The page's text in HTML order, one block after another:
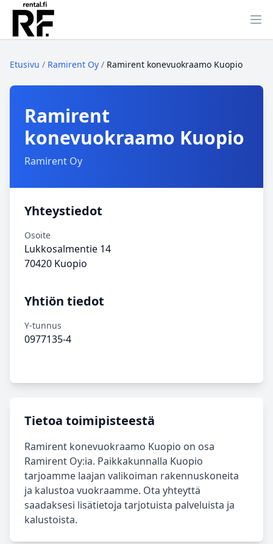
Etusivu / Ramirent Oy / Ramirent konevuokraamo Kuopio
Ramirent
konevuokraamo Kuopio
Ramirent Oy
Yhteystiedot
Osoite
Lukkosalmentie 14
70420 Kuopio
Yhtiön tiedot
Y-tunnus
0977135-4
Tietoa toimipisteestä
Ramirent konevuokraamo Kuopio on osa
Ramirent Oy:ia. Paikkakunnalla Kuopio
tarjoamme laajan valikoiman rakennuskoneita
ja kalustoa vuokraamme. Ota yhteyttä
saadaksesi lisätietoja tarjotuista palveluista ja
kalustoista.